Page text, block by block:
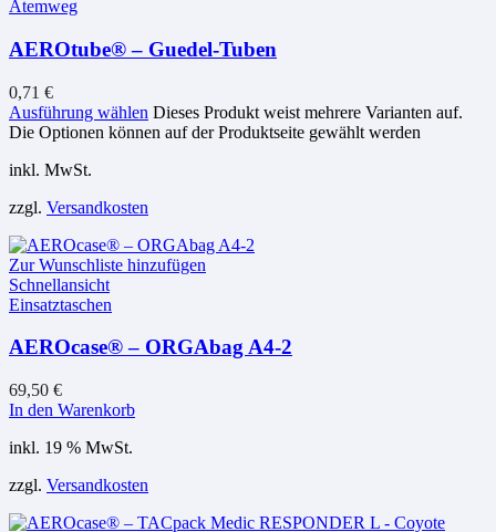
Atemweg
AEROtube® – Guedel-Tuben
0,71 €
Ausführung wählen Dieses Produkt weist mehrere Varianten auf.
Die Optionen können auf der Produktseite gewählt werden
inkl. MwSt.
zzgl. Versandkosten
Zur Wunschliste hinzufügen
Schnellansicht
Einsatztaschen
AEROcase® – ORGAbag A4-2
69,50 €
In den Warenkorb
inkl. 19 % MwSt.
zzgl. Versandkosten